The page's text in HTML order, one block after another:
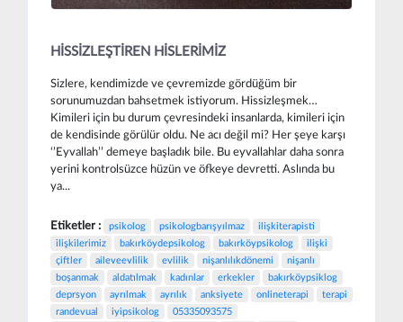
HİSSİZLEŞTİREN HİSLERİMİZ
Sizlere, kendimizde ve çevremizde gördüğüm bir
sorunumuzdan bahsetmek istiyorum. Hissizleşmek…
Kimileri için bu durum çevresindeki insanlarda, kimileri için
de kendisinde görülür oldu. Ne acı değil mi? Her şeye karşı
‘’Eyvallah’’ demeye başladık bile. Bu eyvallahlar daha sonra
yerini kontrolsüzce hüzün ve öfkeye devretti. Aslında bu
ya...
Etiketler : psikolog psikologbarışyılmaz
ilişkiterapisti
ilişkilerimiz
bakırköydepsikolog bakırköypsikolog
ilişki
çiftler
aileveevlilik evlilik nişanlılıkdönemi
nişanlı
boşanmak
aldatılmak kadınlar erkekler
bakırköypsiklog
deprsyon
ayrılmak ayrılık anksiyete onlineterapi
terapi
randevual
iyipsikolog
05335093575